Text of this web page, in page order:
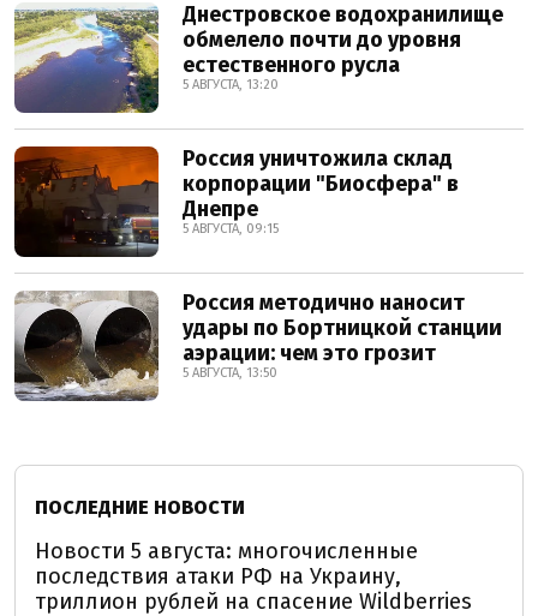
Днестровское водохранилище
обмелело почти до уровня
естественного русла
5 АВГУСТА, 13:20
Россия уничтожила склад
корпорации "Биосфера" в
Днепре
5 АВГУСТА, 09:15
Россия методично наносит
удары по Бортницкой станции
аэрации: чем это грозит
5 АВГУСТА, 13:50
ПОСЛЕДНИЕ НОВОСТИ
Новости 5 августа: многочисленные
последствия атаки РФ на Украину,
триллион рублей на спасение Wildberries